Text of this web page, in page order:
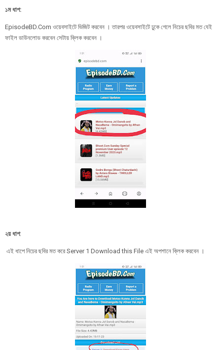
১ম ধাপ:
EpisodeBD.Com ওয়েবসাইটে ভিজিট করবেন । তারপর ওয়েবসাইটে ঢুকে গেলে নিচের ছবির মত যেই
ফাইল ডাউনলোড করবেন সেটায় ক্লিক করবেন ।
২য় ধাপ:
এই ধাপে নিচের ছবির মত করে Server 1 Download this File এই অপশানে ক্লিক করবেন ।